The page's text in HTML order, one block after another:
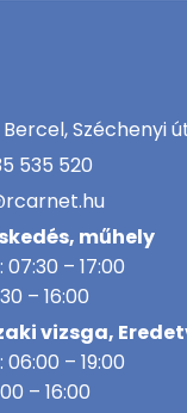
Széchenyi
535 520
műhely
07:30 – 17:00
– 16:00
vizsga,
06:00 – 19:00
– 16:00